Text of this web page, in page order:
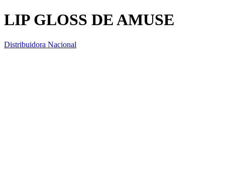
LIP GLOSS DE AMUSE
Distribuidora Nacional